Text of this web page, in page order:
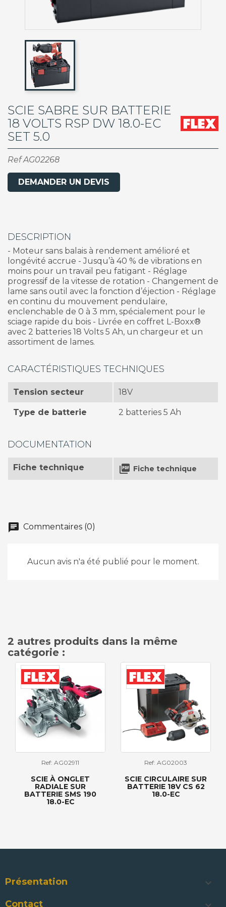
SCIE SABRE SUR BATTERIE
18 VOLTS RSP DW 18.0-EC
SET 5.0
Ref AG02268
DEMANDER UN DEVIS
DESCRIPTION
- Moteur sans balais à rendement amélioré et
longévité accrue - Jusqu’à 40 % de vibrations en
moins pour un travail peu fatigant - Réglage
progressif de la vitesse de rotation - Changement de
lame sans outil avec la fonction d’éjection - Réglage
en continu du mouvement pendulaire,
enclenchable de 0 à 3 mm, spécialement pour le
sciage rapide du bois - Livrée en coffret L-Boxx®
avec 2 batteries 18 Volts 5 Ah, un chargeur et un
assortiment de lames.
CARACTÉRISTIQUES TECHNIQUES
Tension secteur 18V
Type de batterie 2 batteries 5 Ah
DOCUMENTATION
Fiche technique  Fiche technique
chat Commentaires (0)
Aucun avis n'a été publié pour le moment.
2 autres produits dans la même
catégorie :
Ref: AG02911
SCIE À ONGLET
RADIALE SUR
BATTERIE SMS 190
18.0-EC
Ref: AG02003
SCIE CIRCULAIRE SUR
BATTERIE 18V CS 62
18.0-EC
Présentation 
Contact